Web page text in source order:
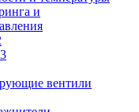
и
вентили